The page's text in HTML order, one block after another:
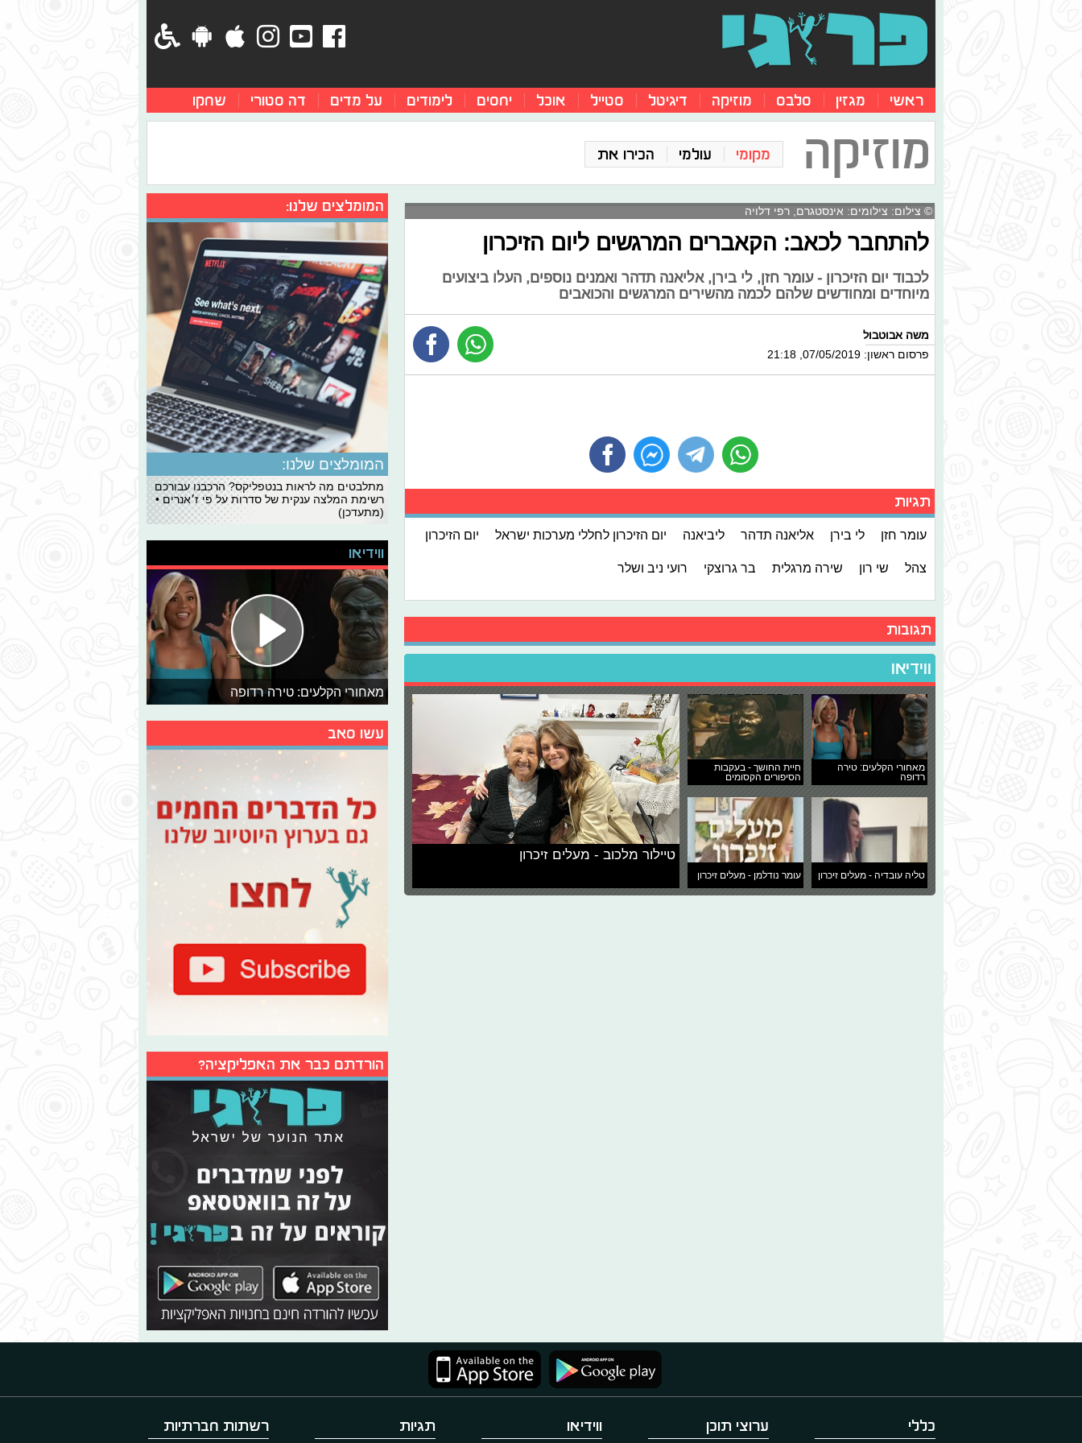
ראשי מגזין סלבס מוזיקה דיגיטל סטייל אוכל יחסים לימודים על מדים דה סטורי שחקו
מוזיקה מקומי עולמי הכירו את
© צילום: צילומים: אינסטגרם, רפי דלויה
להתחבר לכאב: הקאברים המרגשים ליום הזיכרון
לכבוד יום הזיכרון - עומר חזן, לי בירן, אליאנה תדהר ואמנים נוספים, העלו ביצועים
מיוחדים ומחודשים שלהם לכמה מהשירים המרגשים והכואבים
משה אבוטבול
פרסום ראשון: 07/05/2019, 21:18
תגיות
עומר חזן לי בירן אליאנה תדהר ליביאנה יום הזיכרון לחללי מערכות ישראל יום הזיכרון
צהל שי רון שירה מרגלית בר גרוצקי רועי ניב ושלר
תגובות
ווידיאו
מאחורי הקלעים: טירה
רדופה
חיית החושך - בעקבות
הסיפורים הקסומים
טליה עובדיה - מעלים זיכרון עומר נודלמן - מעלים זיכרון
טיילור מלכוב - מעלים זיכרון
המומלצים שלנו:
המומלצים שלנו:
מתלבטים מה לראות בנטפליקס? הרכבנו עבורכם
רשימת המלצה ענקית של סדרות על פי ז׳אנרים •
(מתעדכן)
ווידיאו
מאחורי הקלעים: טירה רדופה
עשו סאב
הורדתם כבר את האפליקציה?
כללי ערוצי תוכן ווידיאו תגיות רשתות חברתיות